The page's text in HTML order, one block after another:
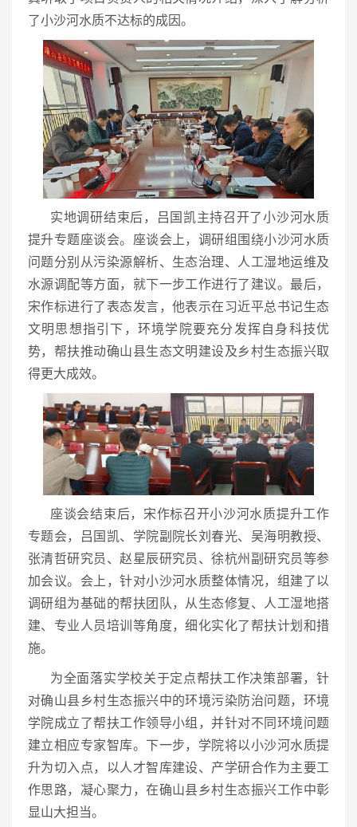
了小沙河水质不达标的成因。
实地调研结束后，吕国凯主持召开了小沙河水质
提升专题座谈会。座谈会上，调研组围绕小沙河水质
问题分别从污染源解析、生态治理、人工湿地运维及
水源调配等方面，就下一步工作进行了建议。最后，
宋作标进行了表态发言，他表示在习近平总书记生态
文明思想指引下，环境学院要充分发挥自身科技优
势，帮扶推动确山县生态文明建设及乡村生态振兴取
得更大成效。
座谈会结束后，宋作标召开小沙河水质提升工作
专题会，吕国凯、学院副院长刘春光、吴海明教授、
张清哲研究员、赵星辰研究员、徐杭州副研究员等参
加会议。会上，针对小沙河水质整体情况，组建了以
调研组为基础的帮扶团队，从生态修复、人工湿地搭
建、专业人员培训等角度，细化实化了帮扶计划和措
施。
为全面落实学校关于定点帮扶工作决策部署，针
对确山县乡村生态振兴中的环境污染防治问题，环境
学院成立了帮扶工作领导小组，并针对不同环境问题
建立相应专家智库。下一步，学院将以小沙河水质提
升为切入点，以人才智库建设、产学研合作为主要工
作思路，凝心聚力，在确山县乡村生态振兴工作中彰
显山大担当。